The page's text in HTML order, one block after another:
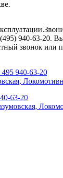
940-63-20.
звонок или
495 940-63-20
63-20